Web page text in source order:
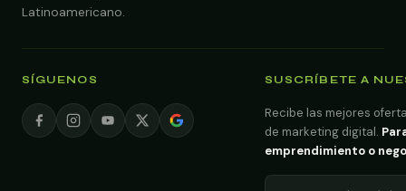
Latinoamericano.
SÍGUENOS SUSCRÍBETE A
Recibe las mejores
de marketing digital.
emprendimiento o